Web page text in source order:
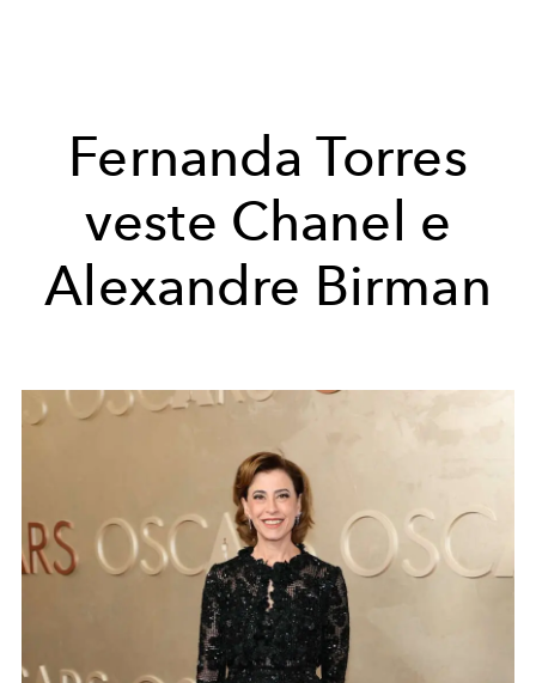
Fernanda Torres
veste Chanel e
Alexandre Birman